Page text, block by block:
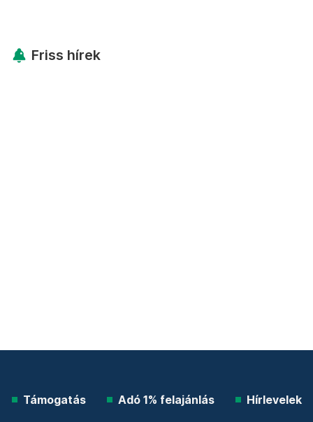
Friss hírek
Támogatás Adó 1% felajánlás Hírlevelek